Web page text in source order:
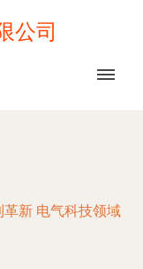
公司
革新 电气科技领域